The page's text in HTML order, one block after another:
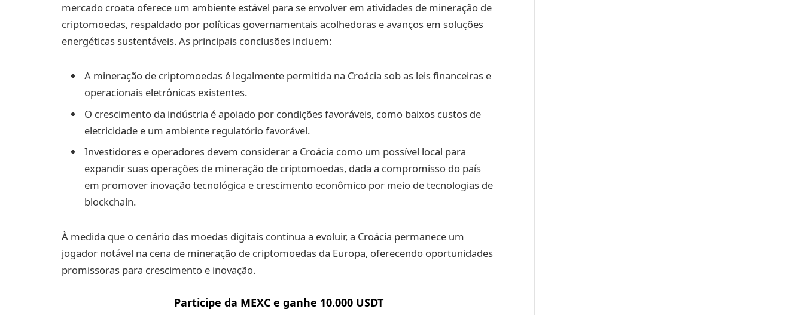
mercado croata oferece um ambiente estável para se envolver em atividades de mineração de
criptomoedas, respaldado por políticas governamentais acolhedoras e avanços em soluções
energéticas sustentáveis. As principais conclusões incluem:
A mineração de criptomoedas é legalmente permitida na Croácia sob as leis financeiras e
operacionais eletrônicas existentes.
O crescimento da indústria é apoiado por condições favoráveis, como baixos custos de
eletricidade e um ambiente regulatório favorável.
Investidores e operadores devem considerar a Croácia como um possível local para
expandir suas operações de mineração de criptomoedas, dada a compromisso do país
em promover inovação tecnológica e crescimento econômico por meio de tecnologias de
blockchain.
À medida que o cenário das moedas digitais continua a evoluir, a Croácia permanece um
jogador notável na cena de mineração de criptomoedas da Europa, oferecendo oportunidades
promissoras para crescimento e inovação.
Participe da MEXC e ganhe 10.000 USDT